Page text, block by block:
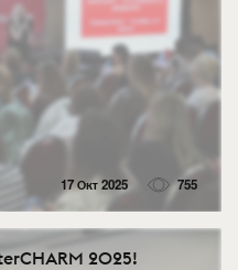
17 Окт 2025 755
2025!